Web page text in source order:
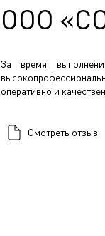
ООО
За время
оперативно и
Смотреть отзыв